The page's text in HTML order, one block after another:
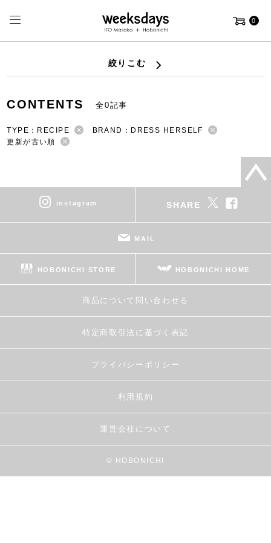
0
絞りこむ
CONTENTS 全0記事
TYPE：RECIPE
BRAND：DRESS HERSELF
更新が古い順
instagram SHARE
MAIL
HOBONICHI STORE HOBONICHI HOME
商品について問い合わせる
特定商取引法に基づく表記
プライバシーポリシー
利用規約
運営会社について
© HOBONICHI